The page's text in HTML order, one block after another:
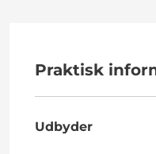
Praktisk
Udbyder